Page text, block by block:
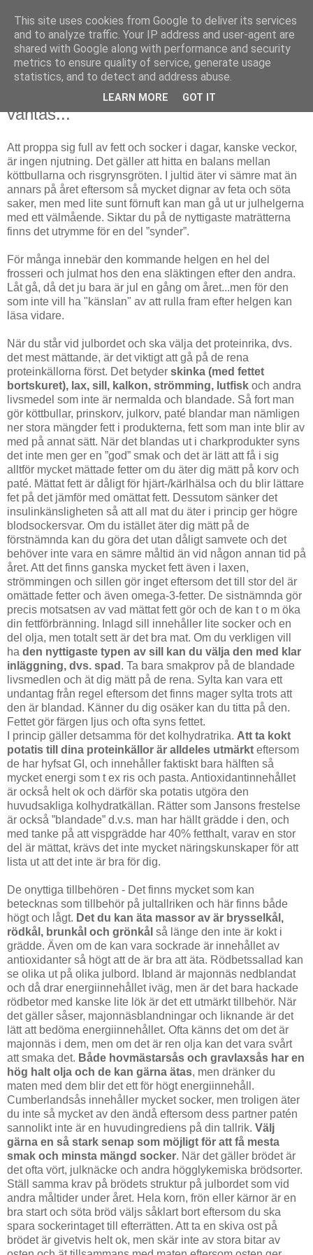
Fias hälsa
onsdag 22 december 2010
Nu är det jul igen och en massa mat
väntas...
Att proppa sig full av fett och socker i dagar, kanske veckor,
är ingen njutning. Det gäller att hitta en balans mellan
köttbullarna och risgrynsgröten. I jultid äter vi sämre mat än
annars på året eftersom så mycket dignar av feta och söta
saker, men med lite sunt förnuft kan man gå ut ur julhelgerna
med ett välmående. Siktar du på de nyttigaste maträtterna
finns det utrymme för en del ”synder”.
För många innebär den kommande helgen en hel del
frosseri och julmat hos den ena släktingen efter den andra.
Låt gå, då det ju bara är jul en gång om året...men för den
som inte vill ha "känslan" av att rulla fram efter helgen kan
läsa vidare.
När du står vid julbordet och ska välja det proteinrika, dvs.
det mest mättande, är det viktigt att gå på de rena
proteinkällorna först. Det betyder skinka (med fettet
bortskuret), lax, sill, kalkon, strömming, lutfisk och andra
livsmedel som inte är nermalda och blandade. Så fort man
gör köttbullar, prinskorv, julkorv, paté blandar man nämligen
ner stora mängder fett i produkterna, fett som man inte blir av
med på annat sätt. När det blandas ut i charkprodukter syns
det inte men ger en ”god” smak och det är lätt att få i sig
alltför mycket mättade fetter om du äter dig mätt på korv och
paté. Mättat fett är dåligt för hjärt-/kärlhälsa och du blir lättare
fet på det jämför med omättat fett. Dessutom sänker det
insulinkänsligheten så att all mat du äter i princip ger högre
blodsockersvar. Om du istället äter dig mätt på de
förstnämnda kan du göra det utan dåligt samvete och det
behöver inte vara en sämre måltid än vid någon annan tid på
året. Att det finns ganska mycket fett även i laxen,
strömmingen och sillen gör inget eftersom det till stor del är
omättade fetter och även omega-3-fetter. De sistnämnda gör
precis motsatsen av vad mättat fett gör och de kan t o m öka
din fettförbränning. Inlagd sill innehåller lite socker och en
del olja, men totalt sett är det bra mat. Om du verkligen vill
ha den nyttigaste typen av sill kan du välja den med klar
inläggning, dvs. spad . Ta bara smakprov på de blandade
livsmedlen och ät dig mätt på de rena. Sylta kan vara ett
undantag från regel eftersom det finns mager sylta trots att
den är blandad. Känner du dig osäker kan du titta på den.
Fettet gör färgen ljus och ofta syns fettet.
I princip gäller detsamma för det kolhydratrika. Att ta kokt
potatis till dina proteinkällor är alldeles utmärkt eftersom
de har hyfsat GI, och innehåller faktiskt bara hälften så
mycket energi som t ex ris och pasta. Antioxidantinnehållet
är också helt ok och därför ska potatis utgöra den
huvudsakliga kolhydratkällan. Rätter som Jansons frestelse
är också ”blandade” d.v.s. man har hällt grädde i den, och
med tanke på att vispgrädde har 40% fetthalt, varav en stor
del är mättat, krävs det inte mycket näringskunskaper för att
lista ut att det inte är bra för dig.
De onyttiga tillbehören - Det finns mycket som kan
betecknas som tillbehör på jultallriken och här finns både
högt och lågt. Det du kan äta massor av är brysselkål,
rödkål, brunkål och grönkål så länge den inte är kokt i
grädde. Även om de kan vara sockrade är innehållet av
antioxidanter så högt att de är bra att äta. Rödbetssallad kan
se olika ut på olika julbord. Ibland är majonnäs nedblandat
och då drar energiinnehållet iväg, men är det bara hackade
rödbetor med kanske lite lök är det ett utmärkt tillbehör. När
det gäller såser, majonnäsblandningar och liknande är det
lätt att bedöma energiinnehållet. Ofta känns det om det är
majonnäs i dem, men om det är ren olja kan det vara svårt
att smaka det. Både hovmästarsås och gravlaxsås har en
hög halt olja och de kan gärna ätas, men dränker du
maten med dem blir det ett för högt energiinnehåll.
Cumberlandsås innehåller mycket socker, men troligen äter
du inte så mycket av den ändå eftersom dess partner patén
sannolikt inte är en huvudingrediens på din tallrik. Välj
gärna en så stark senap som möjligt för att få mesta
smak och minsta mängd socker. När det gäller brödet är
det ofta vört, julknäcke och andra högglykemiska brödsorter.
Ställ samma krav på brödets struktur på julbordet som vid
andra måltider under året. Hela korn, frön eller kärnor är en
bra start och söta bröd väljs såklart bort eftersom du ska
spara sockerintaget till efterrätten. Att ta en skiva ost på
brödet är givetvis helt ok, men skär inte av stora bitar av
This site uses cookies from Google to deliver its services
and to analyze traffic. Your IP address and user-agent are
shared with Google along with performance and security
metrics to ensure quality of service, generate usage
statistics, and to detect and address abuse.
LEARN MORE GOT IT